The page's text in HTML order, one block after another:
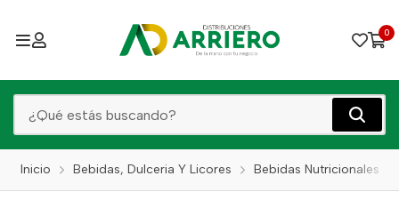
0
Inicio Bebidas, Dulceria Y Licores Bebidas Nutricionales